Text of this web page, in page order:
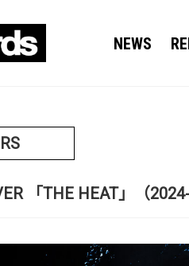
NEWS
「THE HEAT」（